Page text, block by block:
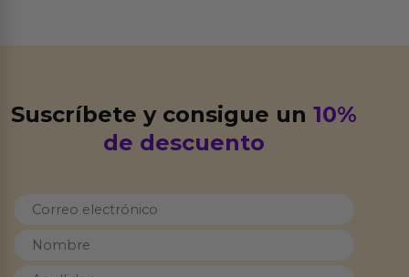
Suscríbete y consigue un10%
de descuento